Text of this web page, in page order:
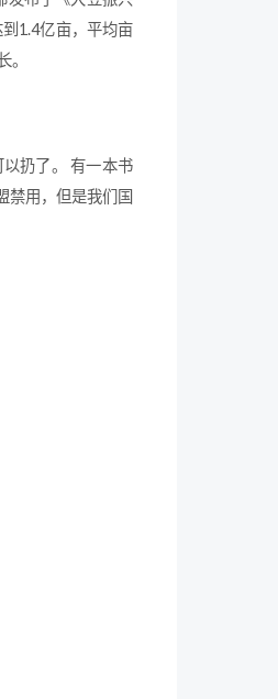
1.4亿亩，平均亩
扔了。 有一本书
禁用，但是我们国